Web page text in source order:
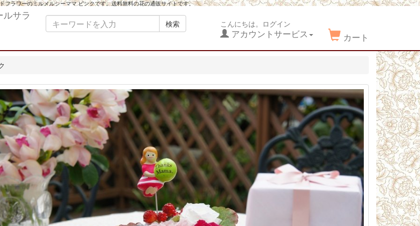
フラワーのミルメルシーママ ピンクです。送料無料の花の通販サイトです。
検索 こんにちは。ログイン
アカウントサービス カート